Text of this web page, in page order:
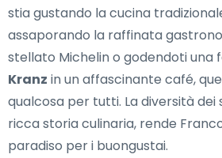
stia gustando la cucina
assaporando la raffinata
stellato Michelin o godendoti una
Kranz in un affascinante café,
qualcosa per tutti. La diversità dei
ricca storia culinaria, rende
paradiso per i buongustai.